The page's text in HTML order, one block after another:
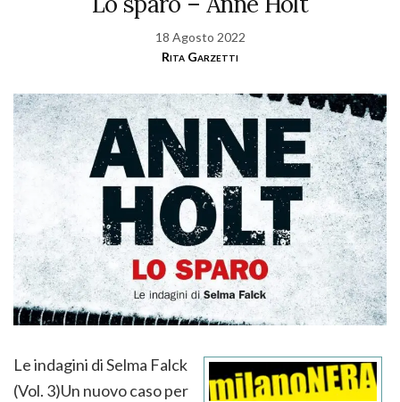
18 Agosto 2022
Rita Garzetti
Le indagini di Selma Falck
(Vol. 3)Un nuovo caso per